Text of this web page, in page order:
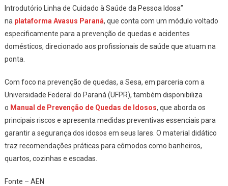
Introdutório Linha de Cuidado à Saúde da Pessoa Idosa”
na plataforma Avasus Paraná, que conta com um módulo voltado
especificamente para a prevenção de quedas e acidentes
domésticos, direcionado aos profissionais de saúde que atuam na
ponta.
Com foco na prevenção de quedas, a Sesa, em parceria com a
Universidade Federal do Paraná (UFPR), também disponibiliza
o Manual de Prevenção de Quedas de Idosos, que aborda os
principais riscos e apresenta medidas preventivas essenciais para
garantir a segurança dos idosos em seus lares. O material didático
traz recomendações práticas para cômodos como banheiros,
quartos, cozinhas e escadas.
Fonte – AEN